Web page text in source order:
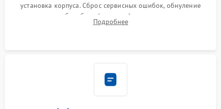
установка корпуса. Сброс сервисных ошибок, обнуление
счетчиков абсорбера (памперса) или узла переноса,
обновление прошивки и программная калибровка аппарата.
Подробнее